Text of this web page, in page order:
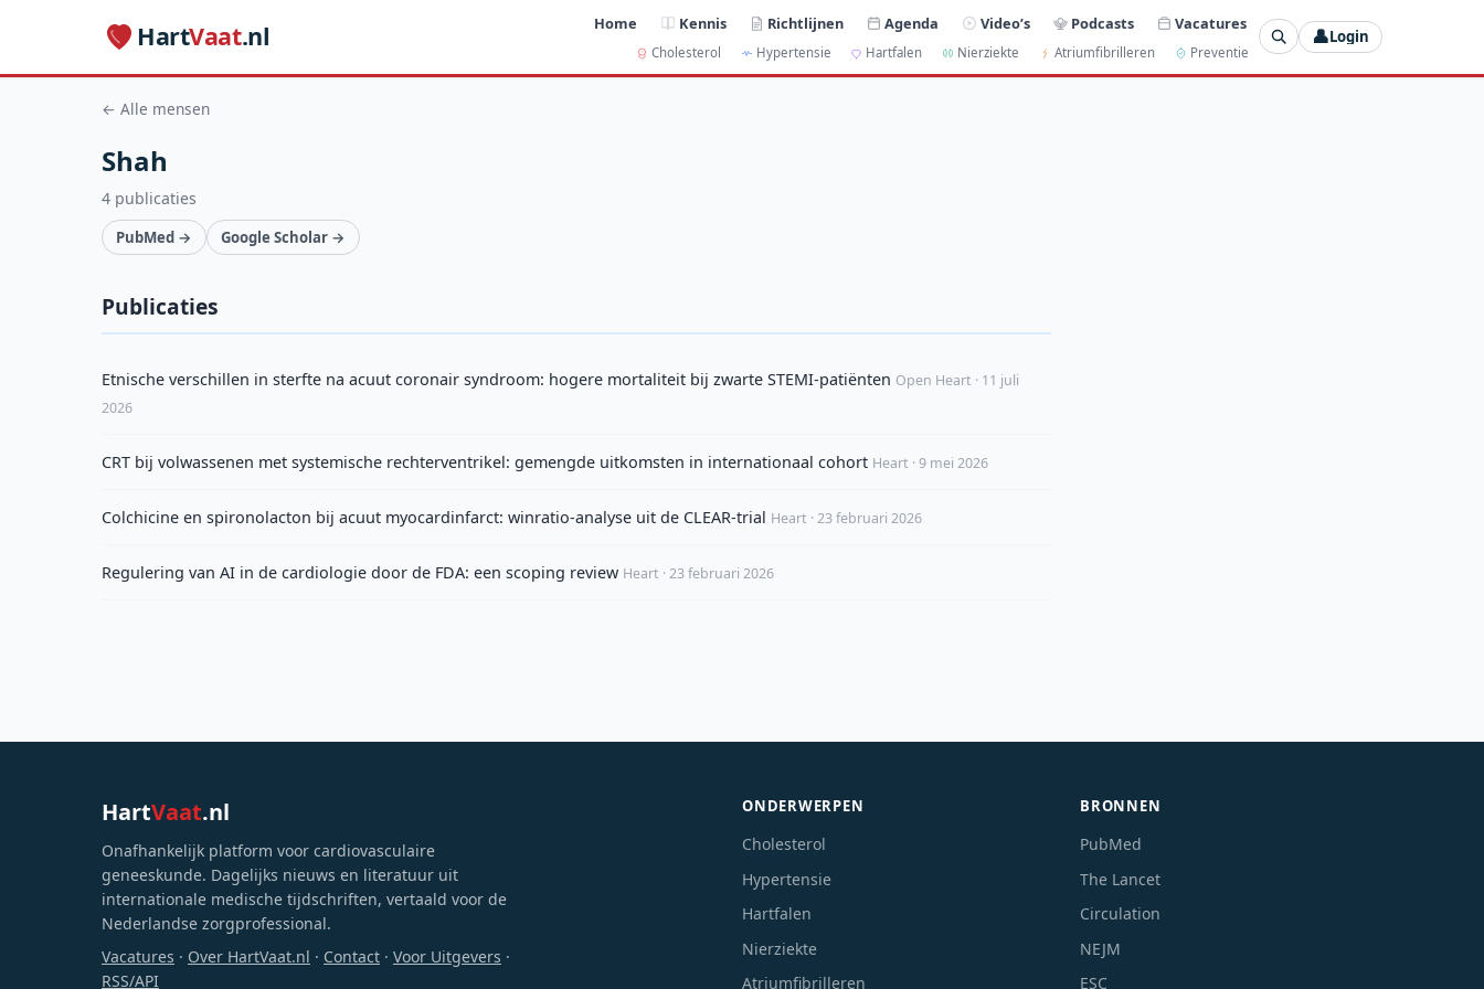
HartVaat.nl Home Kennis Richtlijnen Agenda Video’s Podcasts Vacatures
Cholesterol Hypertensie Hartfalen Nierziekte Atriumfibrilleren Preventie
👤Login
← Alle mensen
Shah
4 publicaties
PubMed → Google Scholar →
Publicaties
Etnische verschillen in sterfte na acuut coronair syndroom: hogere mortaliteit bij zwarte STEMI-patiënten Open Heart · 11 juli
2026
CRT bij volwassenen met systemische rechterventrikel: gemengde uitkomsten in internationaal cohort Heart · 9 mei 2026
Colchicine en spironolacton bij acuut myocardinfarct: winratio-analyse uit de CLEAR-trial Heart · 23 februari 2026
Regulering van AI in de cardiologie door de FDA: een scoping review Heart · 23 februari 2026
HartVaat.nl
Onafhankelijk platform voor cardiovasculaire
geneeskunde. Dagelijks nieuws en literatuur uit
internationale medische tijdschriften, vertaald voor de
Nederlandse zorgprofessional.
Vacatures · Over HartVaat.nl · Contact · Voor Uitgevers ·
RSS/API
ONDERWERPEN
Cholesterol
Hypertensie
Hartfalen
Nierziekte
Atriumfibrilleren
BRONNEN
PubMed
The Lancet
Circulation
NEJM
ESC